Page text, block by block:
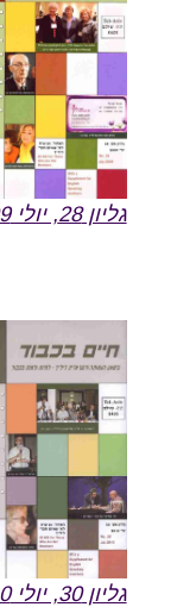
גליון 28, יולי 2009
גליון 30, יולי 2010